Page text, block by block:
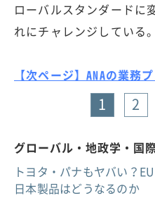
ローバルスタンダードに
れにチャレンジしている。
【次ページ】ANAの業務
1 2
グローバル・地政学・国
トヨタ・パナもヤバい？
日本製品はどうなるのか